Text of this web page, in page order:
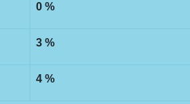
0 %
3 %
4 %